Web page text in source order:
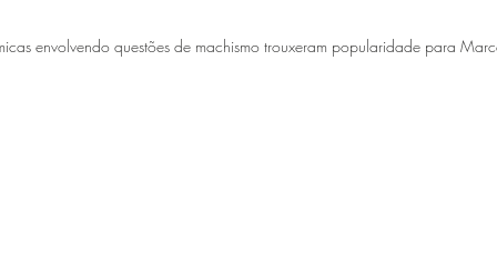
envolvendo questões de machismo trouxeram popularidade para